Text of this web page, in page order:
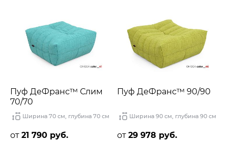
Пуф ДеФранс™️ Слим
70/70
Ширина 70 см, глубина 70 см
от 21 790 руб.
Пуф ДеФранс™️ 90/90
Ширина 90 см, глубина 90 см
от 29 978 руб.